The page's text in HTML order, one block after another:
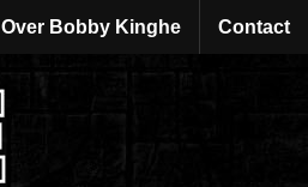
Over Bobby Kinghe Contact